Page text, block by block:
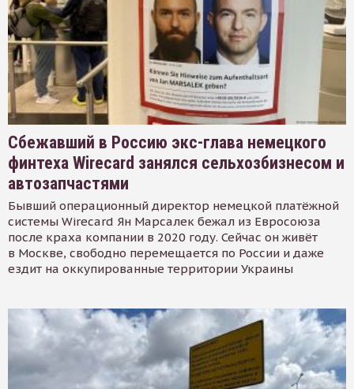
Сбежавший в Россию экс-глава немецкого
финтеха Wirecard занялся сельхозбизнесом и
автозапчастями
Бывший операционный директор немецкой платёжной
системы Wirecard Ян Марсалек бежал из Евросоюза
после краха компании в 2020 году. Сейчас он живёт
в Москве, свободно перемещается по России и даже
ездит на оккупированные территории Украины